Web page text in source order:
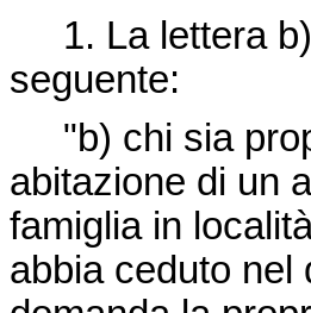
1. La lettera b)
seguente:
"b) chi sia
abitazione di un
famiglia in
abbia ceduto nel